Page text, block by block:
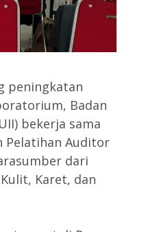
peningkatan
Badan
bekerja sama
Pelatihan Auditor
dari
Karet, dan